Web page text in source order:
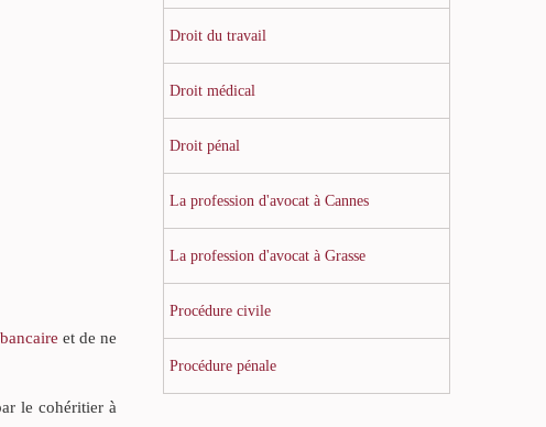
et de ne
le cohéritier à
Droit du travail
Droit médical
Droit pénal
La profession d'avocat à Cannes
La profession d'avocat à Grasse
Procédure civile
Procédure pénale